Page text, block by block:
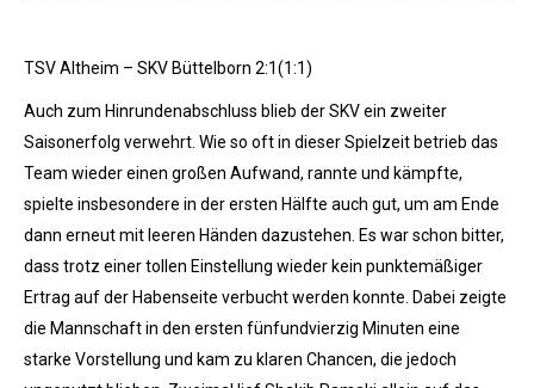
TSV Altheim – SKV Büttelborn 2:1(1:1)
Auch zum Hinrundenabschluss blieb der SKV ein zweiter
Saisonerfolg verwehrt. Wie so oft in dieser Spielzeit betrieb das
Team wieder einen großen Aufwand, rannte und kämpfte,
spielte insbesondere in der ersten Hälfte auch gut, um am Ende
dann erneut mit leeren Händen dazustehen. Es war schon bitter,
dass trotz einer tollen Einstellung wieder kein punktemäßiger
Ertrag auf der Habenseite verbucht werden konnte. Dabei zeigte
die Mannschaft in den ersten fünfundvierzig Minuten eine
starke Vorstellung und kam zu klaren Chancen, die jedoch